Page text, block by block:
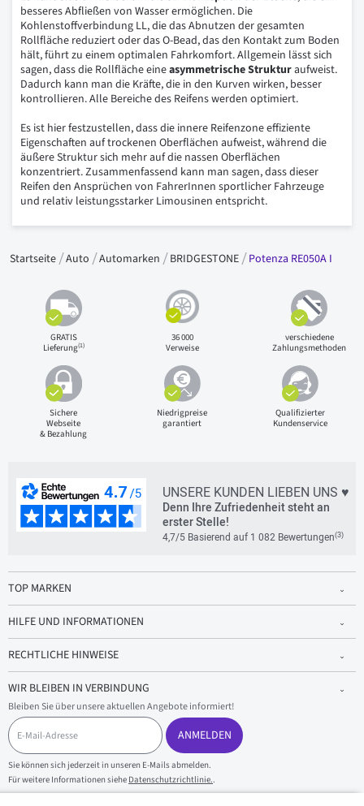
besseres Abfließen von Wasser ermöglichen. Die
Kohlenstoffverbindung LL, die das Abnutzen der gesamten
Rollfläche reduziert oder das O-Bead, das den Kontakt zum Boden
hält, führt zu einem optimalen Fahrkomfort. Allgemein lässt sich
sagen, dass die Rollfläche eineasymmetrischeStrukturaufweist.
Dadurch kann man die Kräfte, die in den Kurven wirken, besser
kontrollieren. Alle Bereiche des Reifens werden optimiert.
Es ist hier festzustellen, dass die innere Reifenzone effiziente
Eigenschaften auf trockenen Oberflächen aufweist, während die
äußere Struktur sich mehr auf die nassen Oberflächen
konzentriert. Zusammenfassend kann man sagen, dass dieser
Reifen den Ansprüchen von FahrerInnen sportlicher Fahrzeuge
und relativ leistungsstarker Limousinen entspricht.
Startseite Auto Automarken BRIDGESTONE Potenza RE050A I
GRATIS
Lieferung(1)
36 000
Verweise
verschiedene
Zahlungsmethoden
Sichere
Webseite
& Bezahlung
Niedrigpreise
garantiert
Qualifizierter
Kundenservice
UNSERE KUNDEN LIEBEN UNS ♥
Denn Ihre Zufriedenheit steht an
erster Stelle!
4,7/5 Basierend auf 1 082 Bewertungen(3)
TOP MARKEN
HILFE UND INFORMATIONEN
RECHTLICHE HINWEISE
WIR BLEIBEN IN VERBINDUNG
Bleiben Sie über unsere aktuellen Angebote informiert!
E
-
M
a
i
l
ANMELDEN
Sie können sich jederzeit in unseren E-Mails abmelden.
Für weitere Informationen siehe Datenschutzrichtlinie..